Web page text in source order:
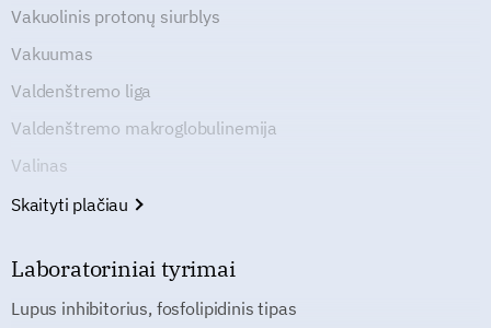
Vakuolinis protonų siurblys
Vakuumas
Valdenštremo liga
Valdenštremo makroglobulinemija
Valinas
Skaityti plačiau
Laboratoriniai tyrimai
Lupus inhibitorius, fosfolipidinis tipas